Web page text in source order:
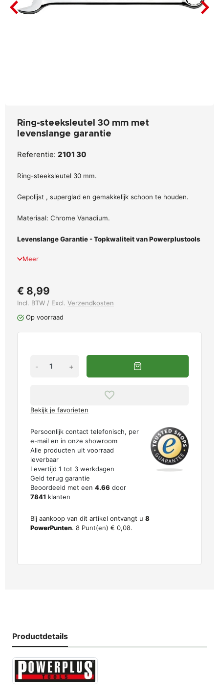
Ring-steeksleutel 30 mm met
levenslange garantie
Referentie: 2101 30
Ring-steeksleutel 30 mm.
Gepolijst , superglad en gemakkelijk schoon te houden.
Materiaal: Chrome Vanadium.
Levenslange Garantie - Topkwaliteit van Powerplustools
Meer
€ 8,99
Incl. BTW / Excl. Verzendkosten
Op voorraad
- +
Bekijk je favorieten
Persoonlijk contact telefonisch, per
e-mail en in onze showroom
Alle producten uit voorraad
leverbaar
Levertijd 1 tot 3 werkdagen
Geld terug garantie
Beoordeeld met een 4.66 door
7841 klanten
Bij aankoop van dit artikel ontvangt u 8
PowerPunten. 8 Punt(en) € 0,08.
Productdetails